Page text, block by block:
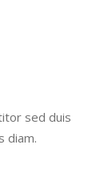
sed duis
diam.